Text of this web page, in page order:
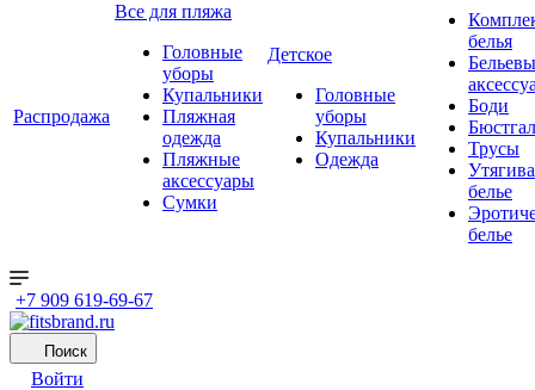
Распродажа
Все для пляжа
Головные
уборы
Купальники
Пляжная
одежда
Пляжные
аксессуары
Сумки
Детское
Головные
уборы
Купальники
Одежда
белья
Боди
Трусы
белье
белье
+7 909 619-69-67
Поиск
Войти